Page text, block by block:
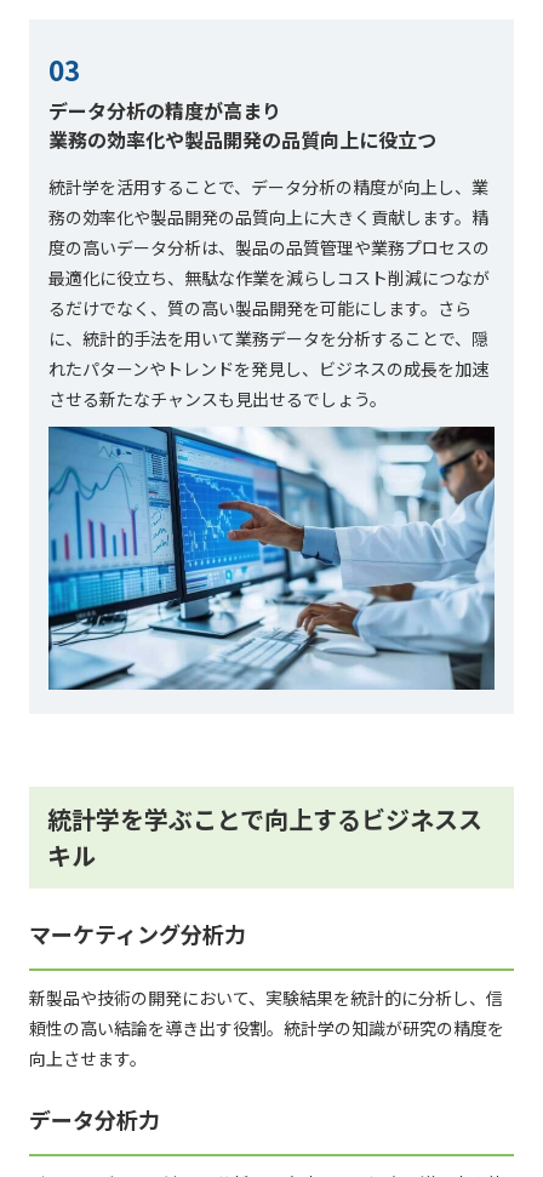
03
データ分析の精度が高まり
業務の効率化や製品開発の品質向上に役立つ
統計学を活用することで、データ分析の精度が向上し、業
務の効率化や製品開発の品質向上に大きく貢献します。精
度の高いデータ分析は、製品の品質管理や業務プロセスの
最適化に役立ち、無駄な作業を減らしコスト削減につなが
るだけでなく、質の高い製品開発を可能にします。さら
に、統計的手法を用いて業務データを分析することで、隠
れたパターンやトレンドを発見し、ビジネスの成長を加速
させる新たなチャンスも見出せるでしょう。
統計学を学ぶことで向上するビジネスス
キル
マーケティング分析力
新製品や技術の開発において、実験結果を統計的に分析し、信
頼性の高い結論を導き出す役割。統計学の知識が研究の精度を
向上させます。
データ分析力